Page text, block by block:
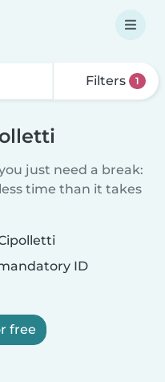
Filters 1
just need a break:
time than it takes
ID
free